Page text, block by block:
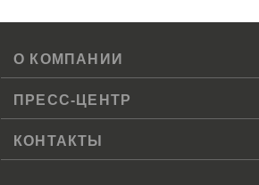
О КОМПАНИИ
ПРЕСС-ЦЕНТР
КОНТАКТЫ